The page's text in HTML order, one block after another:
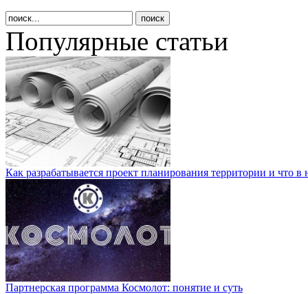
Популярные статьи
Как разрабатывается проект планирования территории и что в
Партнерская программа Космолот: понятие и суть